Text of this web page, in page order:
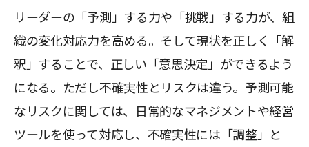
リーダーの「予測」する力や「挑戦」する力が、組
織の変化対応力を高める。そして現状を正しく「解
釈」することで、正しい「意思決定」ができるよう
になる。ただし不確実性とリスクは違う。予測可能
なリスクに関しては、日常的なマネジメントや経営
ツールを使って対応し、不確実性には「調整」と